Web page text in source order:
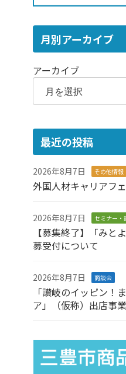
月別アーカイブ
アーカイブ
最近の投稿
2026年8月7日 その他情報
外国人材キャリアフ
2026年8月7日 セミナー・
【募集終了】「みと
募受付について
2026年8月7日 商談会
「讃岐のイッピン！
ア」（仮称）出店事